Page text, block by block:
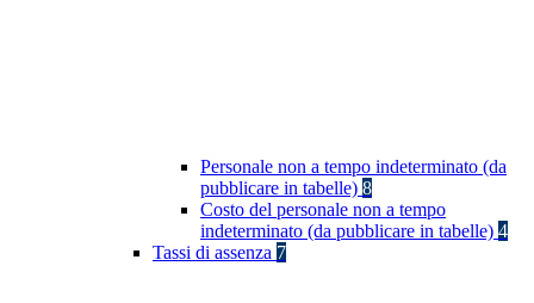
Personale non a tempo indeterminato (da
pubblicare in tabelle) 8
Costo del personale non a tempo
indeterminato (da pubblicare in tabelle) 4
Tassi di assenza 7